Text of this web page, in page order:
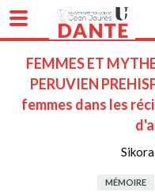
FEMMES ET
PERUVIEN
femmes dans les
MÉMOIRE